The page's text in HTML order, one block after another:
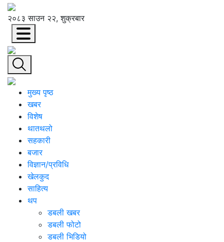
२०८३ साउन २२, शुक्रबार
मुख्य पृष्ठ
खबर
विशेष
थातथलो
सहकारी
बजार
विज्ञान/प्रविधि
खेलकुद
साहित्य
थप
डबली खबर
डबली फोटो
डबली भिडियो